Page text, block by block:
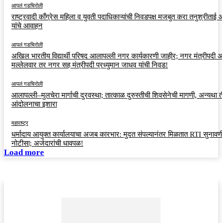
आपलं गडचिरोली
राष्ट्रवादी काँग्रेस महिला व युवती पदाधिकाऱ्यांची निवडपक्ष मजबुत करा तनुश्रीताई
यांचे आवाहन
आपलं गडचिरोली
अखिल भारतीय विद्यार्थी परिषद आलापल्ली नगर कार्यकारणी जाहीर; नगर मंत्रीपदी
मल्लेलवार तर नगर सह मंत्रीपदी प्रध्युमान जाधव यांची निवड!
आपलं गडचिरोली
आलापल्ली–मुलचेरा मार्गाची दुरवस्था; तात्काळ दुरुस्तीची शिवसेनेची मागणी, अन्यथा
आंदोलनाचा इशारा
महाराष्ट्र
धर्मादाय आयुक्त कार्यालयाचा अजब कारभार: मुदत संपल्यानंतर मिळतात RTI
नोटीसा; अर्जदारांची धावपळ!
Load more